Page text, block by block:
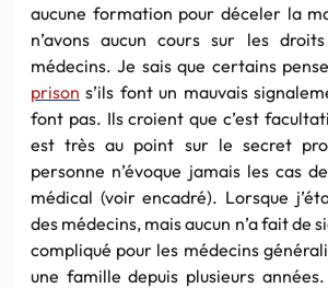
aucune formation pour déceler la
n’avons aucun cours sur les
médecins. Je sais que certains
prison s’ils font un mauvais
font pas. Ils croient que c’est
est très au point sur le secret
personne n’évoque jamais les cas
médical (voir encadré). Lorsque
des médecins, mais aucun n’a fait de
compliqué pour les médecins
une famille depuis plusieurs